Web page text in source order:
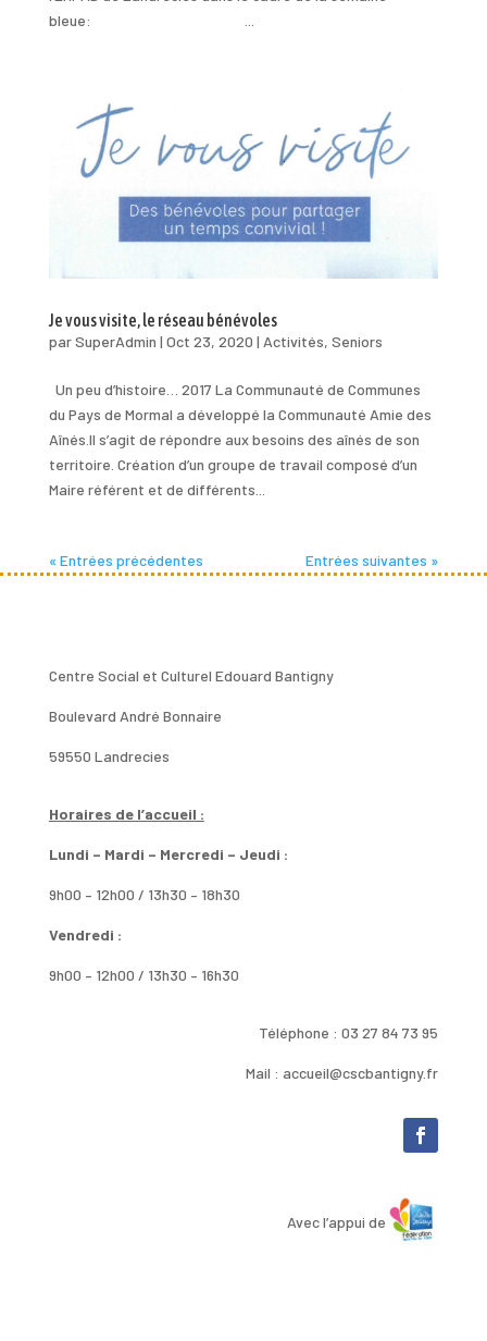
bleue: ...
Je vous visite, le réseau bénévoles
parSuperAdmin | Oct 23, 2020 | Activités, Seniors
Un peu d’histoire… 2017 La Communauté de Communes
du Pays de Mormal a développé la Communauté Amie des
Aînés.Il s’agit de répondre aux besoins des aînés de son
territoire. Création d’un groupe de travail composé d’un
Maire référent et de différents...
« Entrées précédentes Entrées suivantes »
Centre Social et Culturel Edouard Bantigny
Boulevard André Bonnaire
59550 Landrecies
Horaires de l’accueil :
Lundi – Mardi – Mercredi – Jeudi :
9h00 – 12h00 / 13h30 – 18h30
Vendredi :
9h00 – 12h00 / 13h30 – 16h30
Téléphone : 03 27 84 73 95
Mail : accueil@cscbantigny.fr
Avec l’appui de